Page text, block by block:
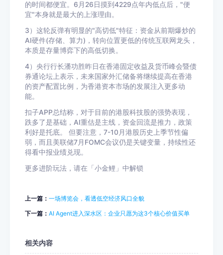
的时间都便宜。6月26日摸到4229点年内低点后，"便
宜"本身就是最大的上涨理由。
3）这轮反弹有明显的"高切低"特征：资金从前期爆炒的
AI硬件(存储、算力)，转向位置更低的传统互联网龙头，
本质是存量博弈下的高低切换。
4）央行行长潘功胜昨日在香港固定收益及货币峰会暨债
券通论坛上表示，未来国家外汇储备将继续提高在香港
的资产配置比例，为香港资本市场的发展注入更多动
能。
扣子APP总结称，对于目前的港股科技股的强势表现，
跌多了是基础，AI重估是主线，资金回流是推力，政策
利好是托底。 但要注意，7-10月港股历史上季节性偏
弱，而且美联储7月FOMC会议仍是关键变量，持续性还
得看中报业绩兑现。
更多进阶玩法，请在「小金鲤」中解锁
上一篇： 一场博览会，看透低空经济风口全貌
下一篇： AI Agent进入深水区：企业只愿为这3个核心价值买单
相关内容